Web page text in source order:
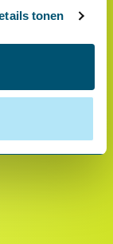
tonen